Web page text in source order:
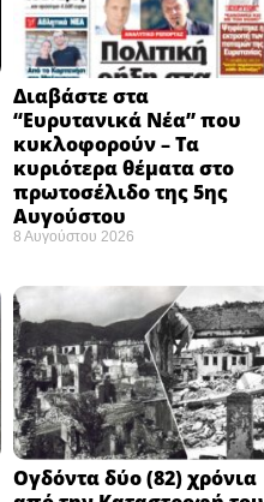
Διαβάστε στα
“Ευρυτανικά Νέα” που
κυκλοφορούν – Τα
κυριότερα θέματα στο
πρωτοσέλιδο της 5ης
Αυγούστου
8 Αυγούστου 2026
Ογδόντα δύο (82) χρόνια